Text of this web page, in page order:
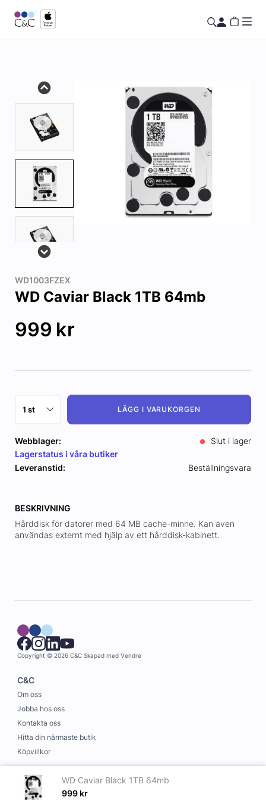
WD1003FZEX
WD Caviar Black 1TB 64mb
999 kr
LÄGG I VARUKORGEN
WD Caviar Black 1TB 64mb
999 kr
Webblager:
Slut i lager
Lagerstatus i våra butiker
Leveranstid:
Beställningsvara
BESKRIVNING
Hårddisk för datorer med 64 MB cache-minne. Kan även
användas externt med hjälp av ett hårddisk-kabinett.
Copyright © 2026 C&C Skapad med Vendre
C&C
Om oss
Jobba hos oss
Kontakta oss
Hitta din närmaste butik
Köpvillkor
Information
Leverans och betalning